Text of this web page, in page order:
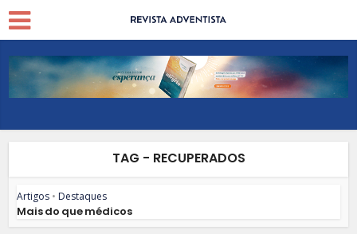
TAG - RECUPERADOS
Artigos • Destaques
Mais do que médicos